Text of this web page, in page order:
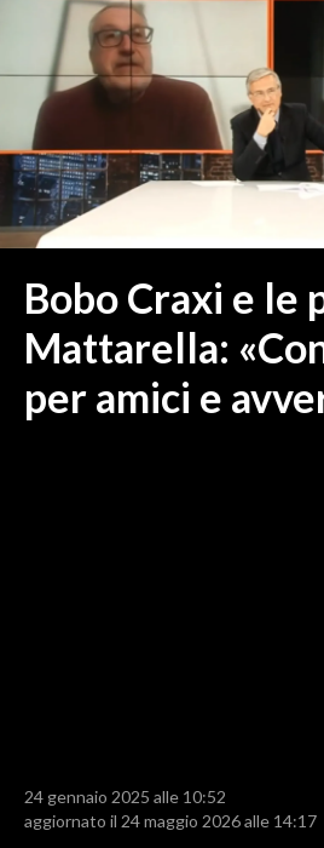
SULCIS IGLESIENTE
MEDIO CAMPIDANO
ORISTANO E PROVINCIA
SASSARI E PROVINCIA
GALLURA
NUORO E PROVINCIA
OGLIASTRA
ITALIA
MONDO
RISULTATI E CLASSIFICHE
Bobo Craxi e le
Mattarella:
per amici e
24 gennaio 2025 alle 10:52
aggiornato il 24 maggio 2026 alle 14:17